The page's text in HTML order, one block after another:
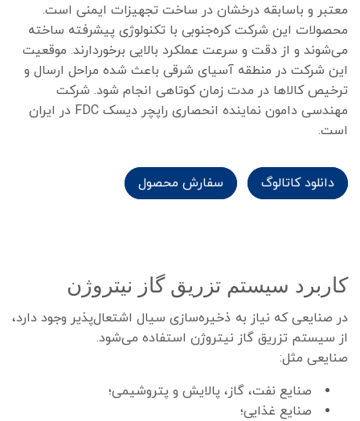
معتبر و باسابقه درخشان در ساخت تجهیزات ایمنی است.
محصولات این شرکت کره‌جنوبی با تکنولوژی پیشرفته ساخته
می‌شوند و از دقت و سرعت عملکرد بالایی برخوردارند. موقعیت
این شرکت در منطقه آسیای شرقی باعث شده مراحل ارسال و
ترخیص کالاها در مدت زمان کوتاهی انجام شود. شرکت
مهندسی دامون نماینده انحصاری راپچر دیسک FDC در ایران
است.
دانلود کاتالوگ سفارش محصول
کاربرد سیستم تزریق گاز نیتروژن
در صنایعی که نیاز به ذخیره‌سازی سیال اشتعال‌پذیر وجود دارد،
از سیستم تزریق گاز نیتروژن استفاده می‌شود.
صنایعی مثل:
صنایع نفت، گاز، پالایش و پتروشیمی؛
صنایع غذایی؛